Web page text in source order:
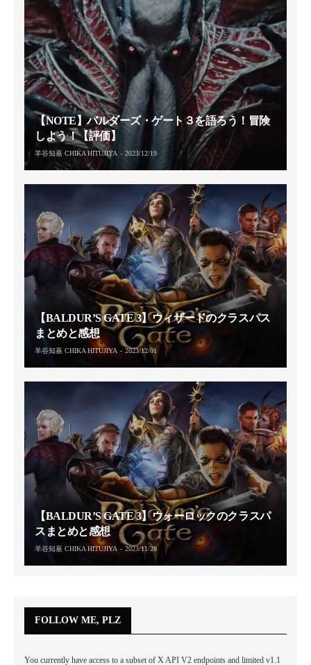
【NOTE】バルダーズ・ゲート３を語ろう！冒険
しよう！【評価】
羊谷知嘉 CHIKA HITUJIYA 2023/12/19
【BALDUR’S GATE 3】ウィザードのクラスパス
まとめと感想
羊谷知嘉 CHIKA HITUJIYA 2023/12/01
【BALDUR’S GATE 3】ウォーロックのクラスパ
スまとめと感想
羊谷知嘉 CHIKA HITUJIYA 2023/11/28
FOLLOW ME, PLZ
You currently have access to a subset of X API V2 endpoints and limited v1.1